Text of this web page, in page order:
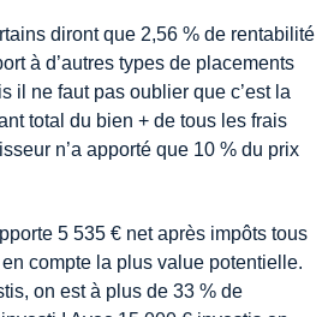
diront que 2,56 % de rentabilité
à d’autres types de placements
il ne faut pas oublier que c’est la
total du bien + de tous les frais
n’a apporté que 10 % du prix
5 535 € net après impôts tous
compte la plus value potentielle.
on est à plus de 33 % de